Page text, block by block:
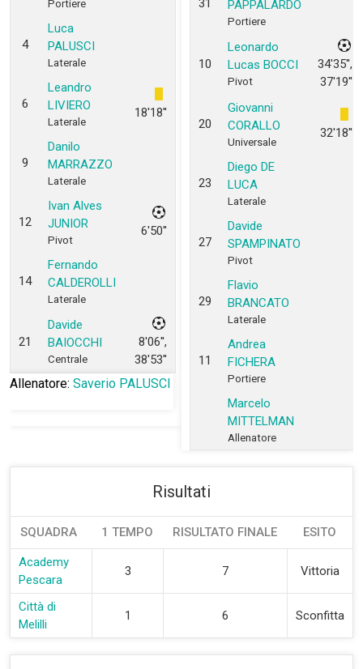
Portiere
4
Luca
PALUSCI
Laterale
6
Leandro
LIVIERO
Laterale
18'18''
9
Danilo
MARRAZZO
Laterale
12
Ivan Alves
JUNIOR
Pivot
6'50''
14
Fernando
CALDEROLLI
Laterale
21
Davide
BAIOCCHI
Centrale
8'06'',
38'53''
Allenatore: Saverio PALUSCI
31 PAPPALARDO
Portiere
10
Leonardo
Lucas BOCCI
Pivot
34'35'',
37'19''
20
Giovanni
CORALLO
Universale
32'18''
23
Diego DE
LUCA
Laterale
27
Davide
SPAMPINATO
Pivot
29
Flavio
BRANCATO
Laterale
11
Andrea
FICHERA
Portiere
Marcelo
MITTELMAN
Allenatore
Risultati
SQUADRA 1 TEMPO RISULTATO FINALE ESITO
Academy
Pescara
3 7 Vittoria
Città di
Melilli
1 6 Sconfitta